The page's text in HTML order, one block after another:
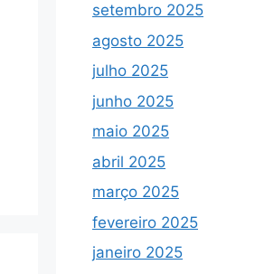
setembro 2025
agosto 2025
julho 2025
junho 2025
maio 2025
abril 2025
março 2025
fevereiro 2025
janeiro 2025